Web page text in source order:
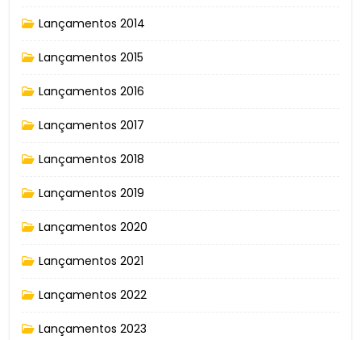
Lançamentos 2014
Lançamentos 2015
Lançamentos 2016
Lançamentos 2017
Lançamentos 2018
Lançamentos 2019
Lançamentos 2020
Lançamentos 2021
Lançamentos 2022
Lançamentos 2023